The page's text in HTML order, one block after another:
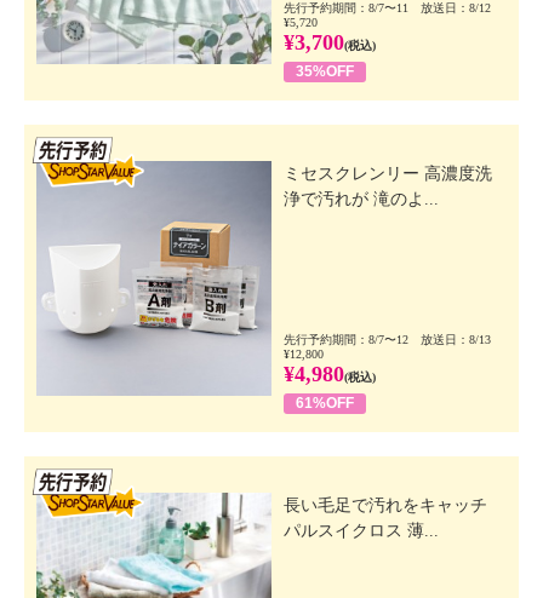
先行予約期間：8/7〜11 放送日：8/12
¥5,720
¥3,700(税込)
35%OFF
ミセスクレンリー 高濃度洗
浄で汚れが 滝のよ...
先行予約期間：8/7〜12 放送日：8/13
¥12,800
¥4,980(税込)
61%OFF
長い毛足で汚れをキャッチ
パルスイクロス 薄...